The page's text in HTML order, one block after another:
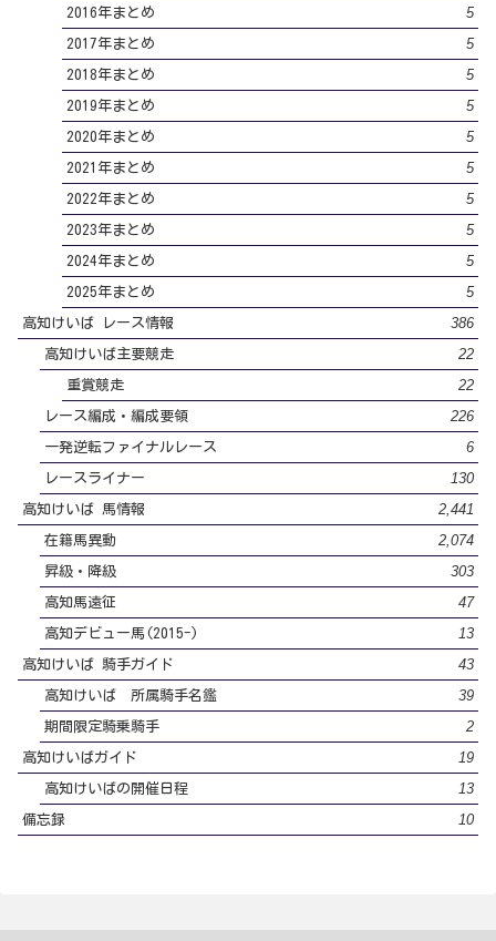
2016年まとめ 5
2017年まとめ 5
2018年まとめ 5
2019年まとめ 5
2020年まとめ 5
2021年まとめ 5
2022年まとめ 5
2023年まとめ 5
2024年まとめ 5
2025年まとめ 5
高知けいば レース情報 386
高知けいば主要競走 22
重賞競走 22
レース編成・編成要領 226
一発逆転ファイナルレース 6
レースライナー 130
高知けいば 馬情報 2,441
在籍馬異動 2,074
昇級・降級 303
高知馬遠征 47
高知デビュー馬(2015-) 13
高知けいば 騎手ガイド 43
高知けいば 所属騎手名鑑 39
期間限定騎乗騎手 2
高知けいばガイド 19
高知けいばの開催日程 13
備忘録 10